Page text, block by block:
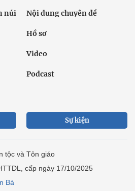
núi Nội dung chuyên đề
Hồ sơ
Video
Podcast
Sự kiện
tộc và Tôn giáo
cấp ngày 17/10/2025
Bá